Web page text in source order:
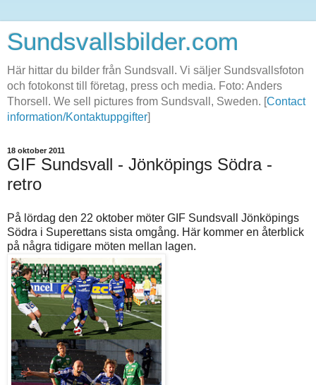
Sundsvallsbilder.com
Här hittar du bilder från Sundsvall. Vi säljer Sundsvallsfoton
och fotokonst till företag, press och media. Foto: Anders
Thorsell. We sell pictures from Sundsvall, Sweden. [Contact
information/Kontaktuppgifter]
18 oktober 2011
GIF Sundsvall - Jönköpings Södra -
retro
På lördag den 22 oktober möter GIF Sundsvall Jönköpings
Södra i Superettans sista omgång. Här kommer en återblick
på några tidigare möten mellan lagen.